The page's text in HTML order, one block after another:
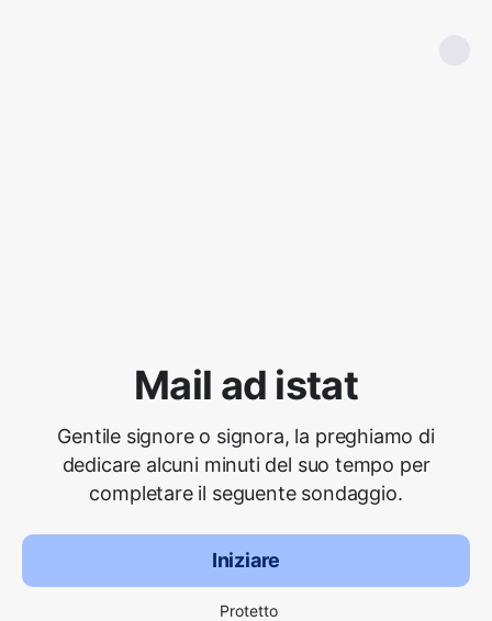
Mail ad istat
Gentile signore o signora, la preghiamo di
dedicare alcuni minuti del suo tempo per
completare il seguente sondaggio.
Iniziare
Protetto